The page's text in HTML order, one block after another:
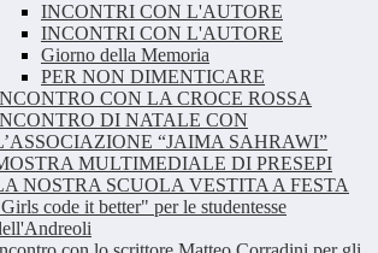
INCONTRI CON L'AUTORE
INCONTRI CON L'AUTORE
Giorno della Memoria
PER NON DIMENTICARE
CON LA CROCE ROSSA
DI NATALE CON
“JAIMA SAHRAWI”
MULTIMEDIALE DI PRESEPI
NOSTRA SCUOLA VESTITA A FESTA
code it better" per le studentesse